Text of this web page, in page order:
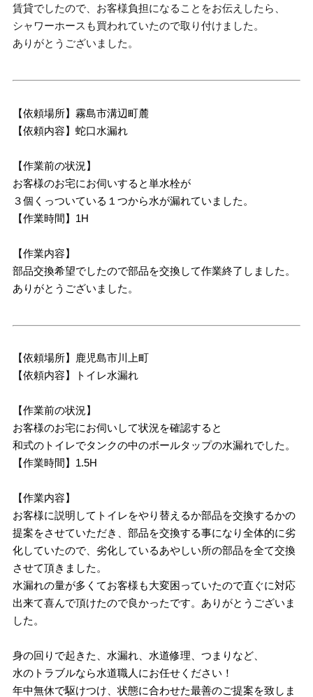
賃貸でしたので、お客様負担になることをお伝えしたら、
シャワーホースも買われていたので取り付けました。
ありがとうございました。
【依頼場所】霧島市溝辺町麓
【依頼内容】蛇口水漏れ
【作業前の状況】
お客様のお宅にお伺いすると単水栓が
３個くっついている１つから水が漏れていました。
【作業時間】1H
【作業内容】
部品交換希望でしたので部品を交換して作業終了しました。
ありがとうございました。
【依頼場所】鹿児島市川上町
【依頼内容】トイレ水漏れ
【作業前の状況】
お客様のお宅にお伺いして状況を確認すると
和式のトイレでタンクの中のボールタップの水漏れでした。
【作業時間】1.5H
【作業内容】
お客様に説明してトイレをやり替えるか部品を交換するかの
提案をさせていただき、部品を交換する事になり全体的に劣
化していたので、劣化しているあやしい所の部品を全て交換
させて頂きました。
水漏れの量が多くてお客様も大変困っていたので直ぐに対応
出来て喜んで頂けたので良かったです。ありがとうございま
した。
身の回りで起きた、水漏れ、水道修理、つまりなど、
水のトラブルなら水道職人にお任せください！
年中無休で駆けつけ、状態に合わせた最善のご提案を致しま